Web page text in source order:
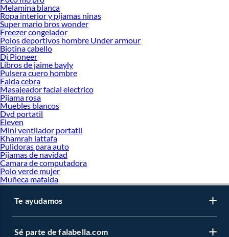
Melamina blanca
Ropa interior y pijamas ninas
Super mario bros wonder
Freezer congelador
Polos deportivos hombre Under armour
Biotina cabello
Dj Pioneer
Libros de jaime bayly
Pulsera cuero hombre
Falda cebra
Masajeador facial electrico
Pijama rosa
Muebles blancos
Dvd portatil
Eleven
Mini ventilador portatil
Khamrah lattafa
Pulidoras para auto
Pijamas de navidad
Camara de computadora
Polo verde mujer
Muñeca mafalda
Te ayudamos
Sé parte de falabella.com